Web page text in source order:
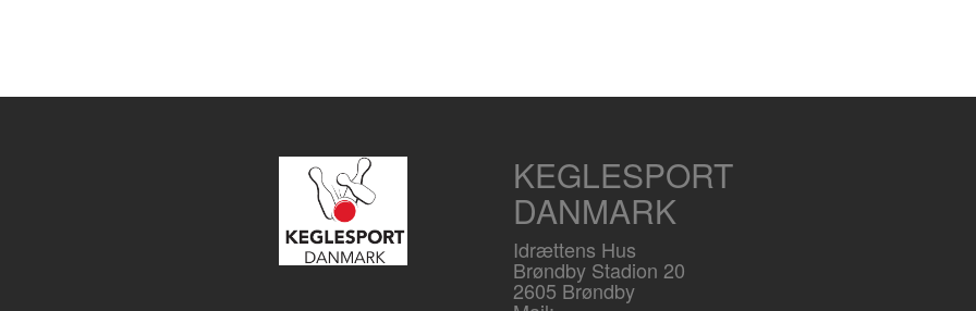
KEGLESPORT
DANMARK
Idrættens Hus
Brøndby Stadion 20
2605 Brøndby